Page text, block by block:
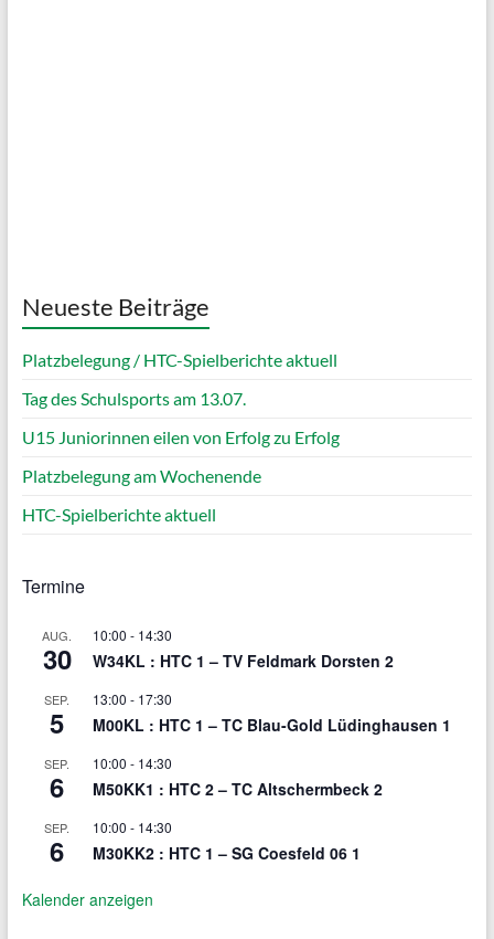
Neueste Beiträge
Platzbelegung / HTC-Spielberichte aktuell
Tag des Schulsports am 13.07.
U15 Juniorinnen eilen von Erfolg zu Erfolg
Platzbelegung am Wochenende
HTC-Spielberichte aktuell
Termine
AUG.
30
10:00 - 14:30
W34KL : HTC 1 – TV Feldmark Dorsten 2
SEP.
5
13:00 - 17:30
M00KL : HTC 1 – TC Blau-Gold Lüdinghausen 1
SEP.
6
10:00 - 14:30
M50KK1 : HTC 2 – TC Altschermbeck 2
SEP.
6
10:00 - 14:30
M30KK2 : HTC 1 – SG Coesfeld 06 1
Kalender anzeigen